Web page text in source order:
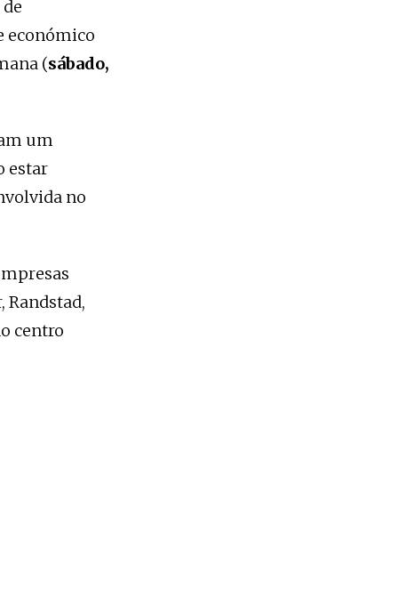
económico
(sábado,
um
estar
no
Randstad,
centro